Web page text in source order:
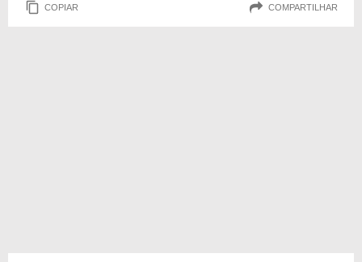
COPIAR COMPARTILHAR